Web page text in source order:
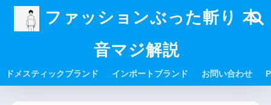
ファッションぶった斬り 本
音マジ解説
ドメスティックブランド インポートブランド お問い合わせ